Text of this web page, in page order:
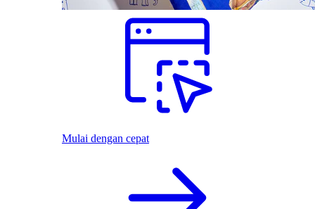
Mulai dengan cepat